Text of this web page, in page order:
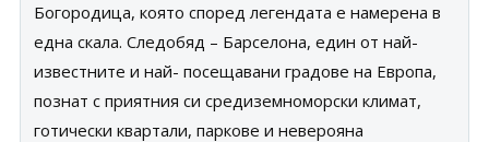
Богородица, която според легендата е намерена в
една скала. Следобяд – Барселона, един от най-
известните и най- посещавани градове на Европа,
познат с приятния си средиземноморски климат,
готически квартали, паркове и неверояна